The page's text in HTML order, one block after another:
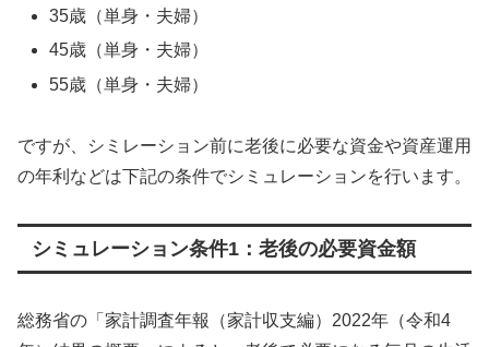
35歳（単身・夫婦）
45歳（単身・夫婦）
55歳（単身・夫婦）
ですが、シミレーション前に老後に必要な資金や資産運用
の年利などは下記の条件でシミュレーションを行います。
シミュレーション条件1：老後の必要資金額
総務省の「家計調査年報（家計収支編）2022年（令和4